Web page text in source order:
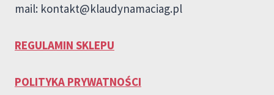
mail: kontakt@klaudynamaciag.pl
REGULAMIN SKLEPU
POLITYKA PRYWATNOŚCI